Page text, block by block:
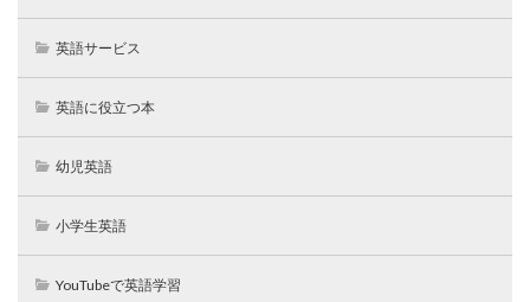
英語サービス
英語に役立つ本
幼児英語
小学生英語
YouTubeで英語学習